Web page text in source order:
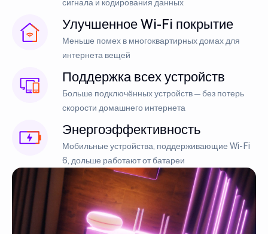
сигнала и кодирования данных
Улучшенное Wi-Fi покрытие
Меньше помех в многоквартирных домах для
интернета вещей
Поддержка всех устройств
Больше подключённых устройств — без потерь
скорости домашнего интернета
Энергоэффективность
Мобильные устройства, поддерживающие Wi-Fi
6, дольше работают от батареи